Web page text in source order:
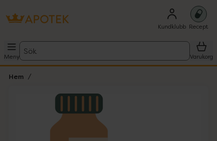
Kundklubb Recept
Meny
Sök
Varukorg
Hem
Lista: . Innehåller 1 objekt.